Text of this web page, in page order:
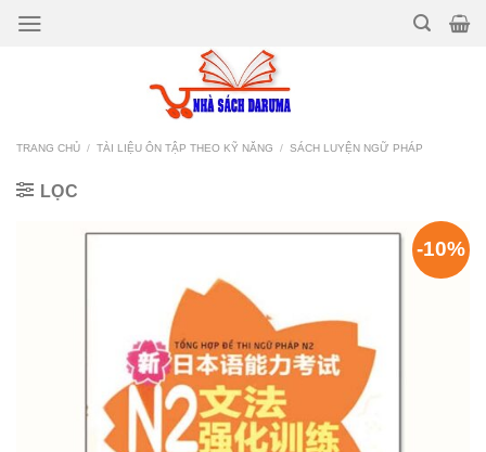
Bỏ
TRANG CHỦ / TÀI LIỆU ÔN TẬP THEO KỸ NĂNG / SÁCH LUYỆN NGỮ PHÁP
LỌC
-10%